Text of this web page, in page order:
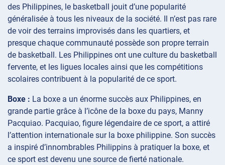
des Philippines, le basketball jouit d’une popularité
généralisée à tous les niveaux de la société. Il n’est pas rare
de voir des terrains improvisés dans les quartiers, et
presque chaque communauté possède son propre terrain
de basketball. Les Philippines ont une culture du basketball
fervente, et les ligues locales ainsi que les compétitions
scolaires contribuent à la popularité de ce sport.
Boxe : La boxe a un énorme succès aux Philippines, en
grande partie grâce à l’icône de la boxe du pays, Manny
Pacquiao. Pacquiao, figure légendaire de ce sport, a attiré
l’attention internationale sur la boxe philippine. Son succès
a inspiré d’innombrables Philippins à pratiquer la boxe, et
ce sport est devenu une source de fierté nationale.